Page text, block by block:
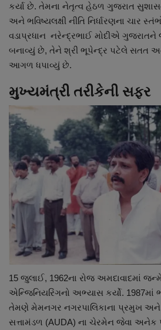
ગુનાખોરી
બોલિવૂડ
સ્વાસ્થ્ય
કર્યા છે. તેમના નેતૃત્વ હેઠળ ગુજરાત
અને ભવિષ્યલક્ષી નીતિ નિર્ધારણના ચાર
વડાપ્રધાન નરેન્દ્રભાઈ મોદીએ ગુજરાતને
બનાવ્યું છે, તેને શ્રી ભૂપેન્દ્ર પટેલે સતત
આગળ ધપાવ્યું છે.
મુખ્યમંત્રી તરીકેની સફર
15 જુલાઈ, 1962ના રોજ અમદાવાદમાં
એન્જિનિયરિંગનો અભ્યાસ કર્યો. 1987માં
તેમણે મેમનગર નગરપાલિકાના પ્રમુખ અને
સત્તામંડળ (AUDA) ના ચેરમેન જેવા અનેક